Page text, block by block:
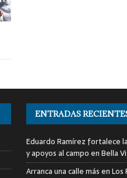
ENTRADAS
Eduardo Ramírez fortalece
y apoyos al campo en Bella
Arranca una calle más en